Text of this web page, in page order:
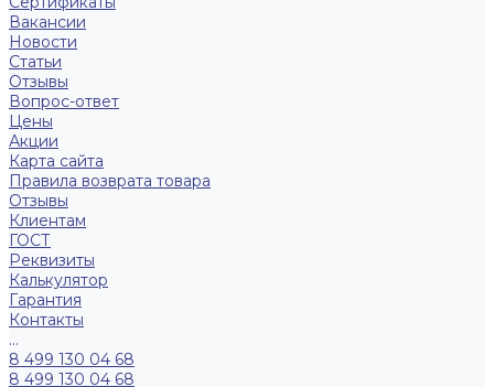
Вакансии
Новости
Статьи
Отзывы
Вопрос-ответ
Цены
Акции
Карта сайта
Правила возврата товара
Отзывы
Клиентам
ГОСТ
Реквизиты
Калькулятор
Гарантия
Контакты
...
8 499 130 04 68
8 499 130 04 68